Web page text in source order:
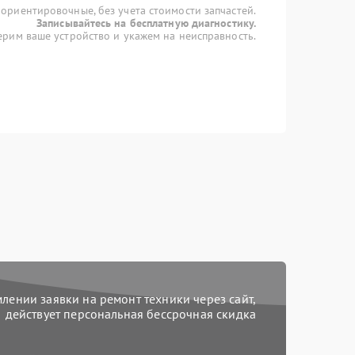
без учета стоимости запчастей.
Записывайтесь на бесплатную диагностику.
ваше устройство и укажем на неисправность.
заявки на ремонт техники через сайт,
действует персональная бессрочная скидка